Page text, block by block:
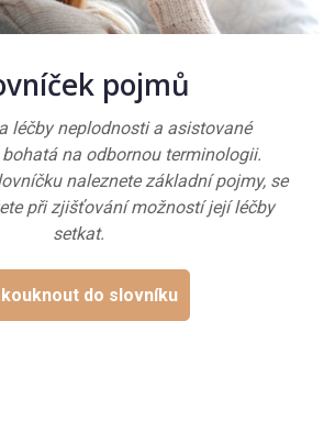
pojmů
léčby neplodnosti a asistované
bohatá na odbornou terminologii.
naleznete základní pojmy, se
při zjišťování možností její léčby
setkat.
do slovníku